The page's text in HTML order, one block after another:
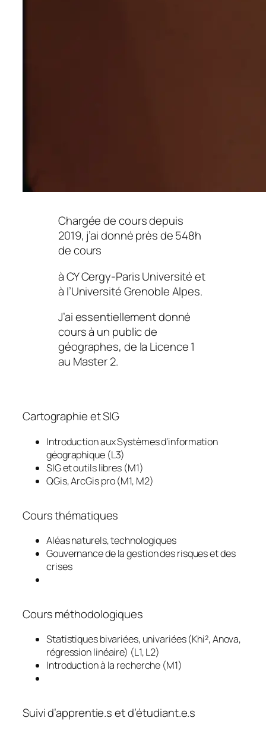
Chargée de cours depuis
2019, j’ai donné près de 548h
de cours
à CY Cergy-Paris Université et
à l’Université Grenoble Alpes.
J’ai essentiellement donné
cours à un public de
géographes, de la Licence 1
au Master 2.
Cartographie et SIG
Introduction aux Systèmes d’information
géographique (L3)
SIG et outils libres (M1)
QGis, ArcGis pro (M1, M2)
Cours thématiques
Aléas naturels, technologiques
Gouvernance de la gestion des risques et des
crises
Cours méthodologiques
Statistiques bivariées, univariées (Khi², Anova,
régression linéaire) (L1, L2)
Introduction à la recherche (M1)
Suivi d’apprentie.s et d’étudiant.e.s